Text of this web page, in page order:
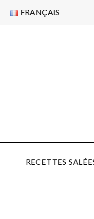
FRANÇAIS
RECETTES